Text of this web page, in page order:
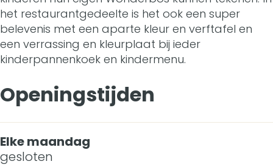
u
i
s
e
t
h
u
i
s
H
e
n
h
u
i
s
H
i
s
H
e
W
e
n
h
u
s
n
e
n
k
k
het restaurantgedeelte is het ook een super
belevenis met een aparte kleur en verftafel en
een verrassing en kleurplaat bij ieder
kinderpannenkoek en kindermenu.
Openingstijden
Elke maandag
gesloten